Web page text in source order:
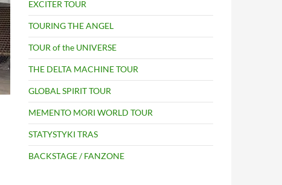
EXCITER TOUR
TOURING THE ANGEL
TOUR of the UNIVERSE
THE DELTA MACHINE TOUR
GLOBAL SPIRIT TOUR
MEMENTO MORI WORLD TOUR
STATYSTYKI TRAS
BACKSTAGE / FANZONE